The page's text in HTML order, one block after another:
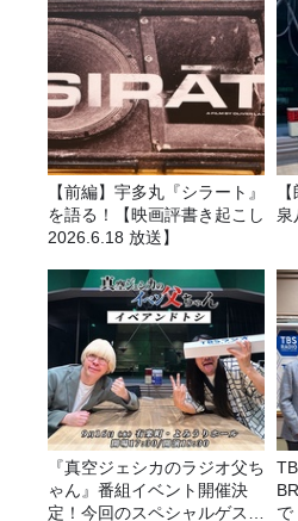
【前編】宇多丸『シラート』
を語る！【映画評書き起こし
2026.6.18 放送】
泉
『真空ジェシカのラジオ父ち
ゃん』番組イベント開催決
定！今回のスペシャルゲスト
で